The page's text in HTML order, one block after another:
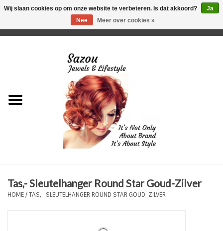
Just for Him
Plus Size Sieraden
Tas,- Sleutelhanger Round Star Goud-Zilver
HOME/TAS,- SLEUTELHANGER ROUND STAR GOUD-ZILVER
Wij slaan cookies op om onze website te verbeteren. Is dat akkoord?
Ja
Nee
Meer over cookies »